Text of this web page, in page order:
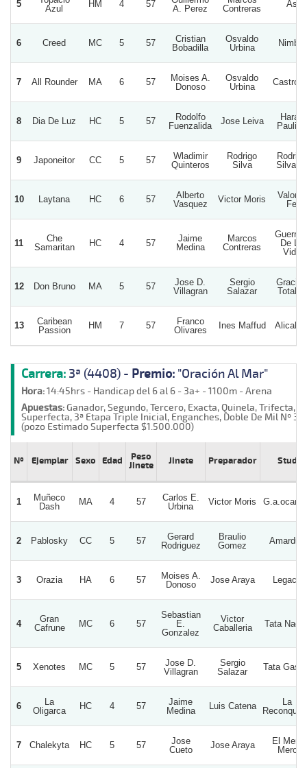
5
Azul
HM 4 57
A. Perez
Contreras
As
6 Creed MC 5 57
Cristian
Bobadilla
Osvaldo
Urbina
Nimble
7 All Rounder MA 6 57
Moises A.
Donoso
Osvaldo
Urbina
8 Dia De Luz HC 5 57
Rodolfo
Fuenzalida
Jose Leiva
Haras
Paulina
9 Japoneitor CC 5 57
Wladimir
Quinteros
Rodrigo
Silva
Rodrigo
Silva S.
10 Laytana HC 6 57
Alberto
Vasquez
Victor Moris
Valor Y
Fe
11
Che
Samaritan
HC 4 57
Jaime
Medina
Marcos
Contreras
De La
Vida
12 Don Bruno MA 5 57
Jose D.
Villagran
Sergio
Salazar
Gracias
Totales
13
Caribean
Passion
HM 7 57
Franco
Olivares
Ines Maffud
Carrera: 3ª (4408) - Premio: "Oración Al Mar"
Hora:14:45hrs - Handicap del 6 al 6 - 3a+ - 1100m - Arena
Apuestas:Ganador, Segundo, Tercero, Exacta, Quinela, Trifecta,
Superfecta, 3ª Etapa Triple Inicial, Enganches, Doble De Mil Nº 3
(pozo Estimado Superfecta $1.500.000)
Nº Ejemplar Sexo Edad
Peso
Jinete
Jinete Preparador Stud
1
Muñeco
Dash
MA 4 57
Carlos E.
Urbina
Victor Moris
2 Pablosky CC 5 57
Gerard
Rodriguez
Braulio
Gomez
Amarduq
3 Orazia HA 6 57
Moises A.
Donoso
Jose Araya Legacy
4
Gran
Cafrune
MC 6 57
Sebastian
E.
Gonzalez
Victor
Caballeria
Tata
5 Xenotes MC 5 57
Jose D.
Villagran
Sergio
Salazar
Tata
6
La
Oligarca
HC 4 57
Jaime
Medina
Luis Catena
La
7 Chalekyta HC 5 57
Jose
Cueto
Jose Araya
El Mero
Mero